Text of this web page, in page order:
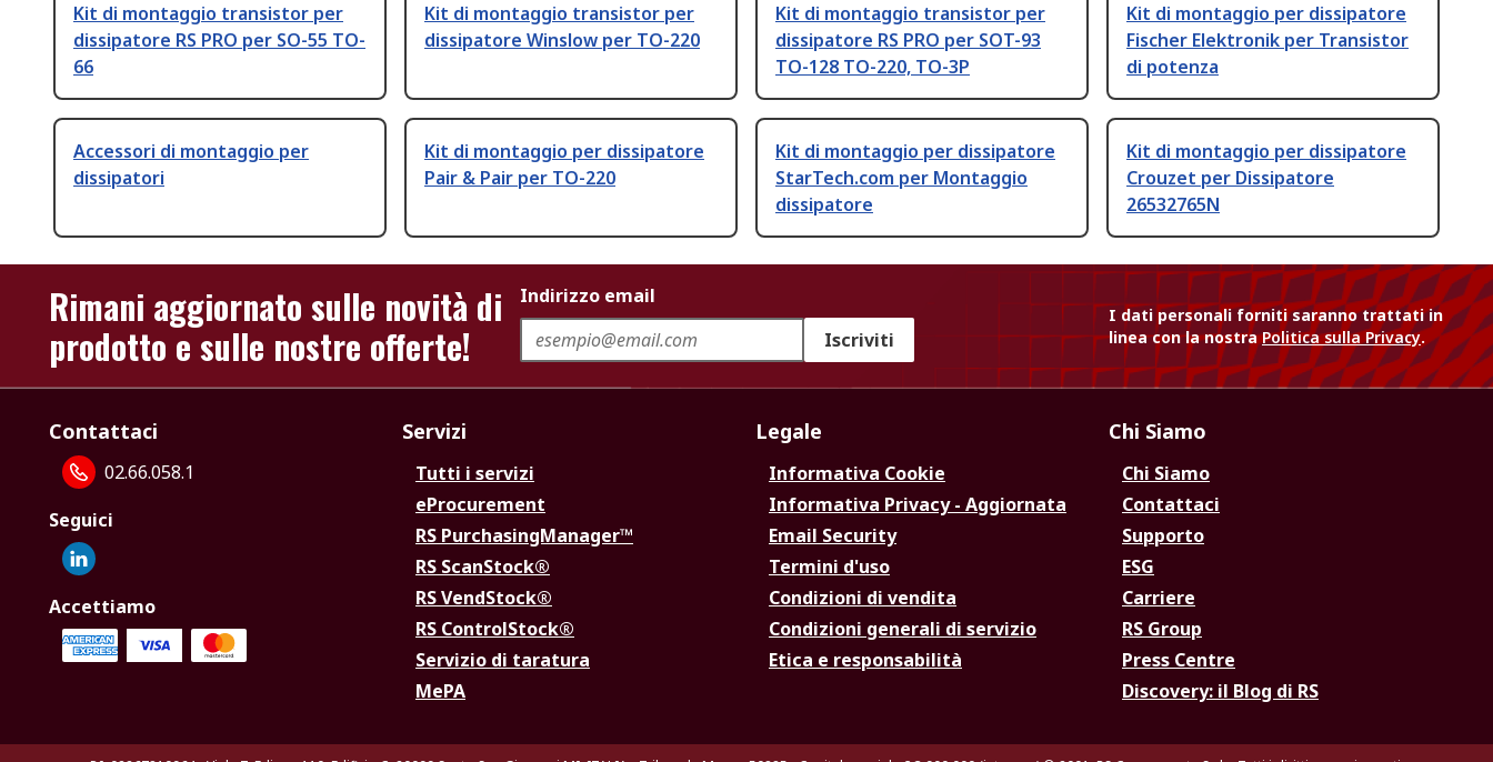
Kit di montaggio transistor per
dissipatore RS PRO per SO-55 TO-
66
Kit di montaggio transistor per
dissipatore Winslow per TO-220
Kit di montaggio transistor per
dissipatore RS PRO per SOT-93
TO-128 TO-220, TO-3P
Kit di montaggio per dissipatore
Fischer Elektronik per Transistor
di potenza
Accessori di montaggio per
dissipatori
Kit di montaggio per dissipatore
Pair & Pair per TO-220
Kit di montaggio per dissipatore
StarTech.com per Montaggio
dissipatore
Kit di montaggio per dissipatore
Crouzet per Dissipatore
26532765N
Rimani aggiornato sulle novità di
prodotto e sulle nostre offerte!
Indirizzo email
Iscriviti
I dati personali forniti saranno trattati in
linea con la nostraPolitica sulla Privacy.
Contattaci
02.66.058.1
Seguici
Accettiamo
Servizi
Tutti i servizi
eProcurement
RS PurchasingManager™
RS ScanStock®
RS VendStock®
RS ControlStock®
Servizio di taratura
MePA
Legale
Informativa Cookie
Informativa Privacy - Aggiornata
Email Security
Termini d'uso
Condizioni di vendita
Condizioni generali di servizio
Etica e responsabilità
Chi Siamo
Chi Siamo
Contattaci
Supporto
ESG
Carriere
RS Group
Press Centre
Discovery: il Blog di RS